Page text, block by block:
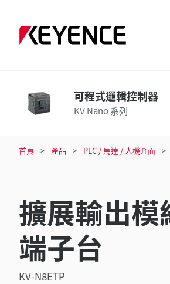
可程式邏輯控制器
KV Nano 系列
首頁 產品 PLC / 馬達 / 人機介面
擴展輸出
端子台
KV-N8ETP